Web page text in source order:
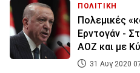
ΠΟΛΙΤΙΚΗ
Πολεμικές
Ερντογάν -
ΑΟΖ και με
31 Αυγ 2020